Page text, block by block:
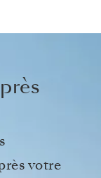
votre